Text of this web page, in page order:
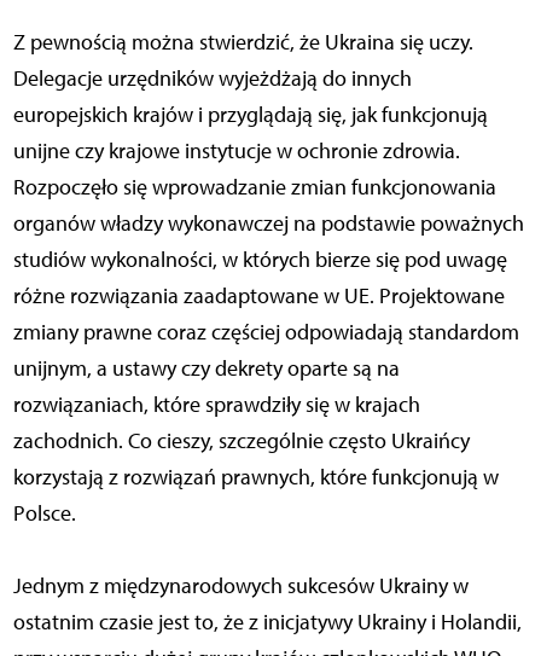
Z pewnością można stwierdzić, że Ukraina się uczy.
Delegacje urzędników wyjeżdżają do innych
europejskich krajów i przyglądają się, jak funkcjonują
unijne czy krajowe instytucje w ochronie zdrowia.
Rozpoczęło się wprowadzanie zmian funkcjonowania
organów władzy wykonawczej na podstawie poważnych
studiów wykonalności, w których bierze się pod uwagę
różne rozwiązania zaadaptowane w UE. Projektowane
zmiany prawne coraz częściej odpowiadają standardom
unijnym, a ustawy czy dekrety oparte są na
rozwiązaniach, które sprawdziły się w krajach
zachodnich. Co cieszy, szczególnie często Ukraińcy
korzystają z rozwiązań prawnych, które funkcjonują w
Polsce.
Jednym z międzynarodowych sukcesów Ukrainy w
ostatnim czasie jest to, że z inicjatywy Ukrainy i Holandii,